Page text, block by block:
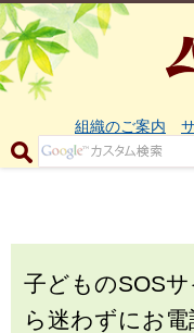
組織のご案内
子どものSOS
ら迷わずにお電